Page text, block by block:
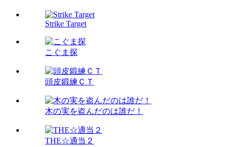
Strike Target
こぐま探
頭皮鍛練ＣＴ
木の実を盗んだのは誰だ！
THE☆適当２